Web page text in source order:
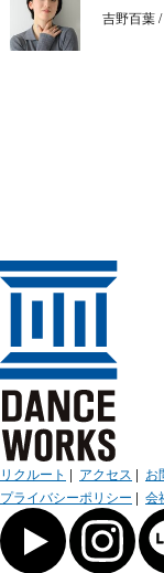
吉野百葉
リクルート | アクセス | お
プライバシーポリシー | 会